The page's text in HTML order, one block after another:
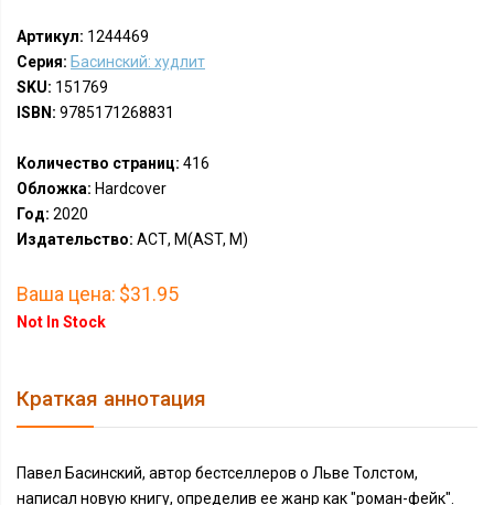
Артикул: 1244469
Серия: Басинский: худлит
SKU: 151769
ISBN: 9785171268831
Количество страниц: 416
Обложка: Hardcover
Год: 2020
Издательство: АСТ, М(AST, M)
Ваша цена: $31.95
Not In Stock
Краткая аннотация
Павел Басинский, автор бестселлеров о Льве Толстом,
написал новую книгу, определив ее жанр как "роман-фейк".